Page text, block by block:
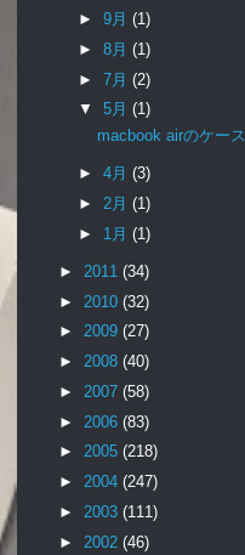
► 9月 (1)
► 8月 (1)
► 7月 (2)
▼ 5月 (1)
macbook airのケース
► 4月 (3)
► 2月 (1)
► 1月 (1)
► 2011 (34)
► 2010 (32)
► 2009 (27)
► 2008 (40)
► 2007 (58)
► 2006 (83)
► 2005 (218)
► 2004 (247)
► 2003 (111)
► 2002 (46)